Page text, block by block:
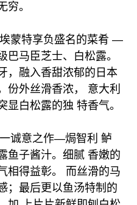
穷。
蒙特享负盛名的菜肴 —
巴马臣芝士、白松露。
，融入香甜浓郁的日本
份外丝滑香浓， 意大利
显白松露的独 特香气。
诚意之作—焗智利 鲈
鱼子酱汁。细腻 香嫩的
相得益彰。 而丝滑的马
；最后更以鱼汤特制的